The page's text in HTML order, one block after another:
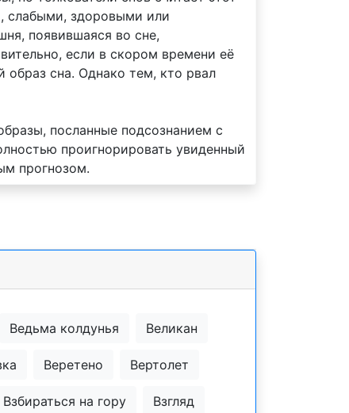
слабыми, здоровыми или
появившаяся во сне,
если в скором времени её
сна. Однако тем, кто рвал
посланные подсознанием с
проигнорировать увиденный
прогнозом.
Ведьма колдунья Великан
Веретено Вертолет
Взбираться на гору Взгляд